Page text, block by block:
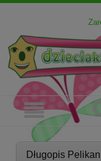
Długopis